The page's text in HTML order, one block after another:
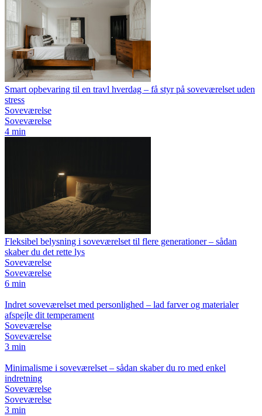
Smart opbevaring til en travl hverdag – få styr på soveværelset uden
stress
Soveværelse
Soveværelse
4 min
Fleksibel belysning i soveværelset til flere generationer – sådan
skaber du det rette lys
Soveværelse
Soveværelse
6 min
Indret soveværelset med personlighed – lad farver og materialer
afspejle dit temperament
Soveværelse
Soveværelse
3 min
Minimalisme i soveværelset – sådan skaber du ro med enkel
indretning
Soveværelse
Soveværelse
3 min